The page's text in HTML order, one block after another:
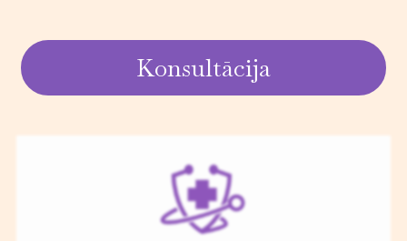
Konsultācija